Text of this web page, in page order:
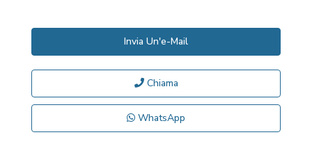
Invia Un'e-Mail
Chiama
WhatsApp